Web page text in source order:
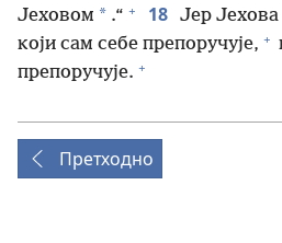
Јеховом * .“ + 18 Јер Јехова
који сам себе препоручује, +
препоручује. +
Претходно